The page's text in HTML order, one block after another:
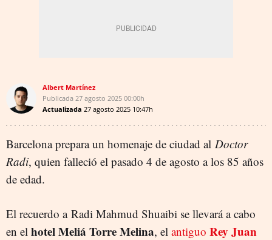
Albert Martínez
Publicada 27 agosto 2025 00:00h
Actualizada 27 agosto 2025 10:47h
Barcelona prepara un homenaje de ciudad al Doctor
Radi, quien falleció el pasado 4 de agosto a los 85 años
de edad.
El recuerdo a Radi Mahmud Shuaibi se llevará a cabo
en el hotel Meliá Torre Melina, el antiguo Rey Juan